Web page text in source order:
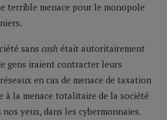
terrible menace pour le monopole
sans cash était autoritairement
gens iraient contracter leurs
en cas de menace de taxation
à la menace totalitaire de la société
nos yeux, dans les cybermonnaies.